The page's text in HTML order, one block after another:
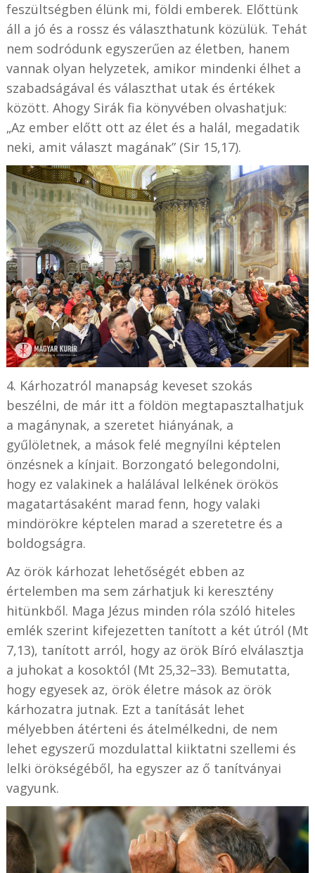
feszültségben élünk mi, földi emberek. Előttünk
áll a jó és a rossz és választhatunk közülük. Tehát
nem sodródunk egyszerűen az életben, hanem
vannak olyan helyzetek, amikor mindenki élhet a
szabadságával és választhat utak és értékek
között. Ahogy Sirák fia könyvében olvashatjuk:
„Az ember előtt ott az élet és a halál, megadatik
neki, amit választ magának” (Sir 15,17).
4. Kárhozatról manapság keveset szokás
beszélni, de már itt a földön megtapasztalhatjuk
a magánynak, a szeretet hiányának, a
gyűlöletnek, a mások felé megnyílni képtelen
önzésnek a kínjait. Borzongató belegondolni,
hogy ez valakinek a halálával lelkének örökös
magatartásaként marad fenn, hogy valaki
mindörökre képtelen marad a szeretetre és a
boldogságra.
Az örök kárhozat lehetőségét ebben az
értelemben ma sem zárhatjuk ki keresztény
hitünkből. Maga Jézus minden róla szóló hiteles
emlék szerint kifejezetten tanított a két útról (Mt
7,13), tanított arról, hogy az örök Bíró elválasztja
a juhokat a kosoktól (Mt 25,32–33). Bemutatta,
hogy egyesek az, örök életre mások az örök
kárhozatra jutnak. Ezt a tanítását lehet
mélyebben átérteni és átelmélkedni, de nem
lehet egyszerű mozdulattal kiiktatni szellemi és
lelki örökségéből, ha egyszer az ő tanítványai
vagyunk.